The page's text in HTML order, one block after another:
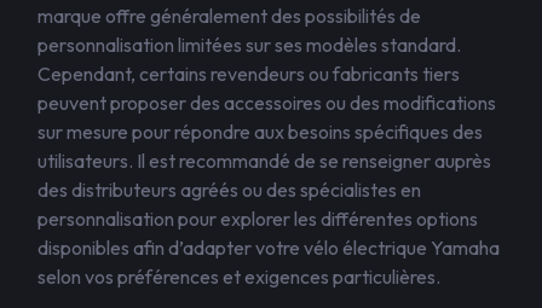
marque offre généralement des possibilités de
personnalisation limitées sur ses modèles standard.
Cependant, certains revendeurs ou fabricants tiers
peuvent proposer des accessoires ou des modifications
sur mesure pour répondre aux besoins spécifiques des
utilisateurs. Il est recommandé de se renseigner auprès
des distributeurs agréés ou des spécialistes en
personnalisation pour explorer les différentes options
disponibles afin d’adapter votre vélo électrique Yamaha
selon vos préférences et exigences particulières.